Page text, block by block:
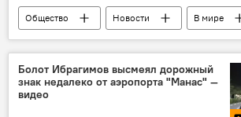
Общество Новости
В мире
Колумнисты
болезнь
лечение
психическое здоровье
депрессия
невроз
Болот Ибрагимов высмеял дорожный
знак недалеко от аэропорта "Манас" —
видео